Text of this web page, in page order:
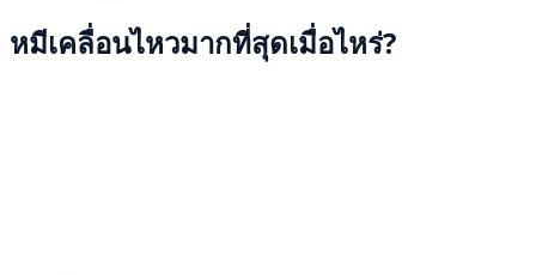
หมีเคลื่อนไหวมากที่สุดเมื่อไหร่?